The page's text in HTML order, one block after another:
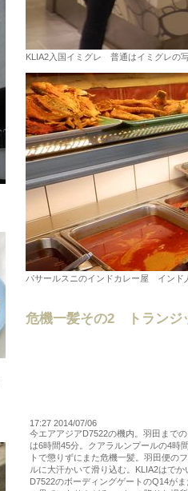
KLIA2入国イミグレ 普通はイミグレの
パサールスニのインドカレー屋 インド
危機一髪その2 トランジ
17:27 2014/07/06
今エアアジアD7522の機内。羽田まで
は6時間45分。クアラルンプールの4時
トで懲りずにまた危機一髪。羽田便の
ルに大汗かいて滑り込む。KLIA2はでか
D7522のボーディングゲートのQ14が